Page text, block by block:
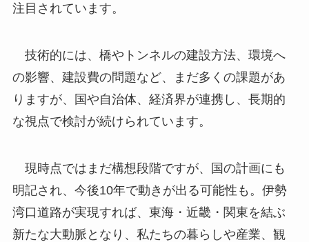
注目されています。
技術的には、橋やトンネルの建設方法、環境へ
の影響、建設費の問題など、まだ多くの課題があ
りますが、国や自治体、経済界が連携し、長期的
な視点で検討が続けられています。
現時点ではまだ構想段階ですが、国の計画にも
明記され、今後10年で動きが出る可能性も。伊勢
湾口道路が実現すれば、東海・近畿・関東を結ぶ
新たな大動脈となり、私たちの暮らしや産業、観